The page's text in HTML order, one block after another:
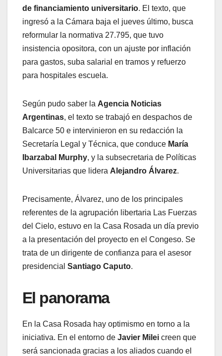
de financiamiento universitario. El texto, que
ingresó a la Cámara baja el jueves último, busca
reformular la normativa 27.795, que tuvo
insistencia opositora, con un ajuste por inflación
para gastos, suba salarial en tramos y refuerzo
para hospitales escuela.
Según pudo saber la Agencia Noticias
Argentinas, el texto se trabajó en despachos de
Balcarce 50 e intervinieron en su redacción la
Secretaría Legal y Técnica, que conduce María
Ibarzabal Murphy, y la subsecretaria de Políticas
Universitarias que lidera Alejandro Álvarez.
Precisamente, Álvarez, uno de los principales
referentes de la agrupación libertaria Las Fuerzas
del Cielo, estuvo en la Casa Rosada un día previo
a la presentación del proyecto en el Congeso. Se
trata de un dirigente de confianza para el asesor
presidencial Santiago Caputo.
El panorama
En la Casa Rosada hay optimismo en torno a la
iniciativa. En el entorno de Javier Milei creen que
será sancionada gracias a los aliados cuando el